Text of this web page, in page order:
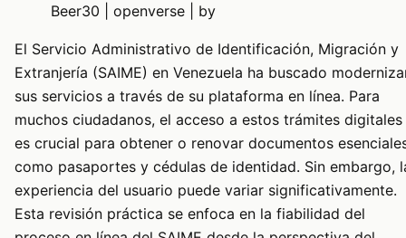
Beer30 | openverse | by
El Servicio Administrativo de Identificación, Migración y
Extranjería (SAIME) en Venezuela ha buscado
sus servicios a través de su plataforma en línea. Para
muchos ciudadanos, el acceso a estos trámites digitales
es crucial para obtener o renovar documentos
como pasaportes y cédulas de identidad. Sin embargo,
experiencia del usuario puede variar significativamente.
Esta revisión práctica se enfoca en la fiabilidad del